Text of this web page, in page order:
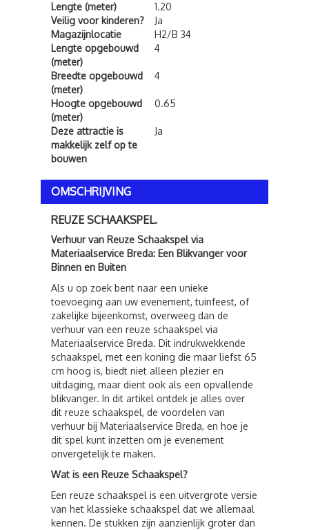
Lengte (meter)
1.20
Veilig voor kinderen?
Ja
Magazijnlocatie
H2/B 34
Lengte opgebouwd
(meter)
4
Breedte opgebouwd
(meter)
4
Hoogte opgebouwd
(meter)
0.65
Deze attractie is
makkelijk zelf op te
bouwen
Ja
OMSCHRIJVING
REUZE SCHAAKSPEL.
Verhuur van Reuze Schaakspel via
Materiaalservice Breda: Een Blikvanger voor
Binnen en Buiten
Als u op zoek bent naar een unieke
toevoeging aan uw evenement, tuinfeest, of
zakelijke bijeenkomst, overweeg dan de
verhuur van een reuze schaakspel via
Materiaalservice Breda. Dit indrukwekkende
schaakspel, met een koning die maar liefst 65
cm hoog is, biedt niet alleen plezier en
uitdaging, maar dient ook als een opvallende
blikvanger. In dit artikel ontdek je alles over
dit reuze schaakspel, de voordelen van
verhuur bij Materiaalservice Breda, en hoe je
dit spel kunt inzetten om je evenement
onvergetelijk te maken.
Wat is een Reuze Schaakspel?
Een reuze schaakspel is een uitvergrote versie
van het klassieke schaakspel dat we allemaal
kennen. De stukken zijn aanzienlijk groter dan